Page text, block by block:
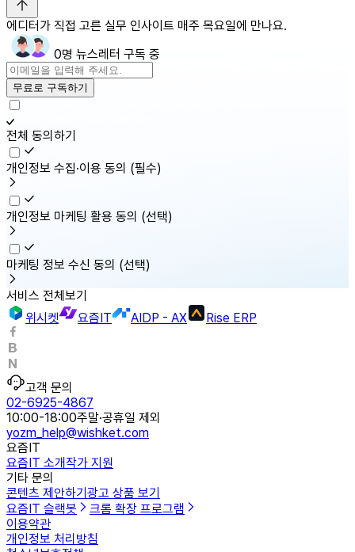
에디터가 직접 고른 실무 인사이트 매주 목요일에 만나요.
0명 뉴스레터 구독 중
무료로 구독하기
전체 동의하기
개인정보 수집·이용 동의 (필수)
개인정보 마케팅 활용 동의 (선택)
마케팅 정보 수신 동의 (선택)
서비스 전체보기
위시켓
요즘IT AIDP - AX Rise ERP
고객 문의
02-6925-4867
10:00-18:00주말·공휴일 제외
yozm_help@wishket.com
요즘IT
요즘IT 소개작가 지원
기타 문의
콘텐츠 제안하기광고 상품 보기
요즘IT 슬랙봇
크롬 확장 프로그램
이용약관
개인정보 처리방침